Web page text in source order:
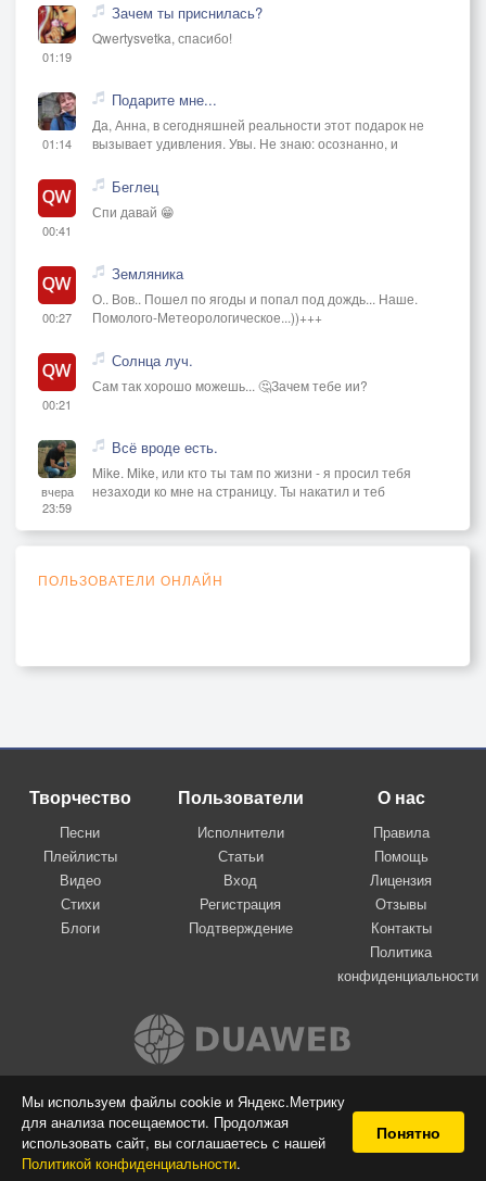
Мы используем файлы cookie и Яндекс.Метрику
для анализа посещаемости. Продолжая
использовать сайт, вы соглашаетесь с нашей
Политикой конфиденциальности.
Понятно
01:19
Зачем ты приснилась?
Qwertysvetka, спасибо!
01:14
Подарите мне...
Да, Анна, в сегодняшней реальности этот подарок не
вызывает удивления. Увы. Не знаю: осознанно, и
00:41
Беглец
Спи давай 😁
00:27
Земляника
О.. Вов.. Пошел по ягоды и попал под дождь... Наше.
Помолого-Метеорологическое...))+++
00:21
Солнца луч.
Сам так хорошо можешь... 🤔Зачем тебе ии?
вчера
23:59
Всё вроде есть.
Mike. Mike, или кто ты там по жизни - я просил тебя
незаходи ко мне на страницу. Ты накатил и теб
ПОЛЬЗОВАТЕЛИ ОНЛАЙН
Творчество
Песни
Плейлисты
Видео
Стихи
Блоги
Пользователи
Исполнители
Статьи
Вход
Регистрация
Подтверждение
О нас
Правила
Помощь
Лицензия
Отзывы
Контакты
Политика
конфиденциальности
Вконтакте
© 2009-2026 Я-пою
Музыкальный сайт самовыражения